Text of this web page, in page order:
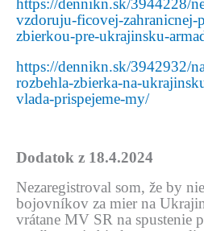
https://dennikn.sk/3944228/
vzdoruju-ficovej-
zbierkou-pre-ukrajinsku-
https://dennikn.sk/3942932/
rozbehla-zbierka-na-
vlada-prispejeme-my/
Dodatok z 18.4.2024
Nezaregistroval som, že by
bojovníkov za mier na
vrátane MV SR na spustenie